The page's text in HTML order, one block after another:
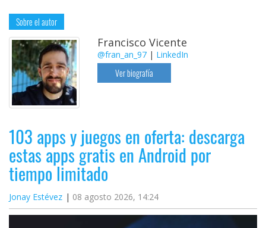
Sobre el autor
Francisco Vicente
@fran_an_97 | LinkedIn
Ver biografía
103 apps y juegos en oferta: descarga
estas apps gratis en Android por
tiempo limitado
Jonay Estévez 08 agosto 2026, 14:24